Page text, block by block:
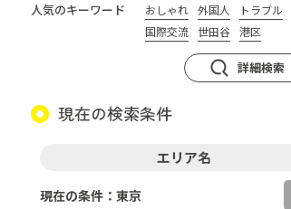
人気のキーワード おしゃれ 外国人 トラブル
国際交流
世田谷 港区
詳細検索
現在の検索条件
エリア名
現在の条件：東京